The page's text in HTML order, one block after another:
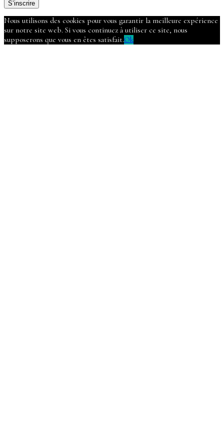
S’inscrire
Nous utilisons des cookies pour vous garantir la meilleure expérience
sur notre site web. Si vous continuez à utiliser ce site, nous
supposerons que vous en êtes satisfait.Ok